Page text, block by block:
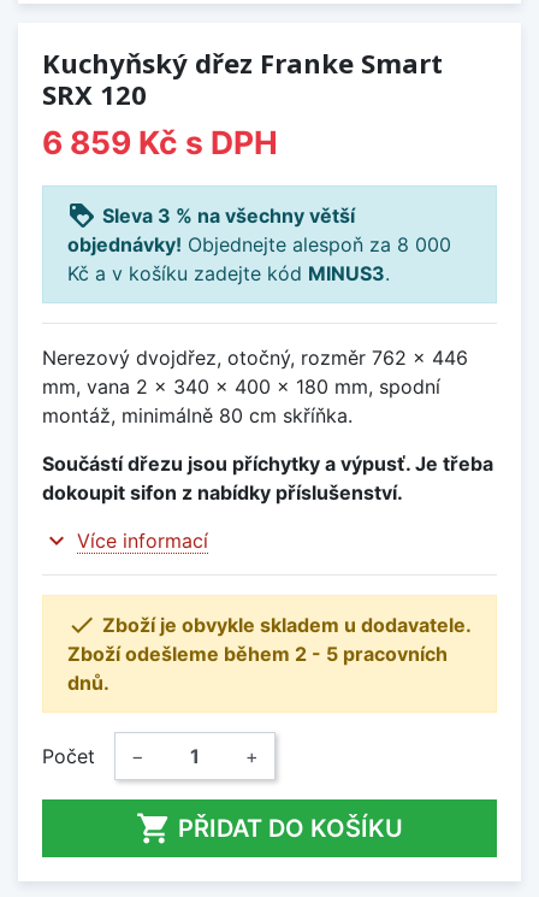
Kuchyňský dřez Franke Smart
SRX 120
6 859 Kč s DPH
loyalty Sleva 3 % na všechny větší
objednávky! Objednejte alespoň za 8 000
Kč a v košíku zadejte kód MINUS3.
Nerezový dvojdřez, otočný, rozměr 762 x 446
mm, vana 2 x 340 x 400 x 180 mm, spodní
montáž, minimálně 80 cm skříňka.
Součástí dřezu jsou příchytky a výpusť. Je třeba
dokoupit sifon z nabídky příslušenství.
expand_more Více informací
 Zboží je obvykle skladem u dodavatele.
Zboží odešleme během 2 - 5 pracovních
dnů.
Počet − +
 PŘIDAT DO KOŠÍKU